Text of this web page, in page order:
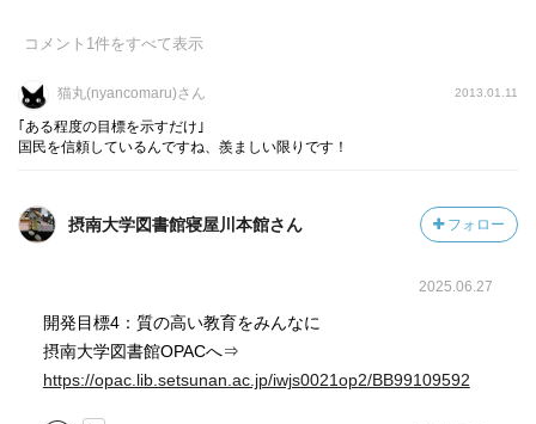
コメント 1件をすべて表示
猫丸(nyancomaru)さん 2013.01.11
｢ある程度の目標を示すだけ｣
国民を信頼しているんですね、羨ましい限りです！
摂南大学図書館寝屋川本館さん フォロー
2025.06.27
開発目標4：質の高い教育をみんなに
摂南大学図書館OPACへ⇒
https://opac.lib.setsunan.ac.jp/iwjs0021op2/BB99109592